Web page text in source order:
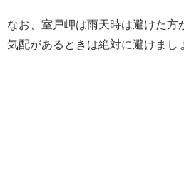
なお、室戸岬は雨天時は避けた方
気配があるときは絶対に避けまし